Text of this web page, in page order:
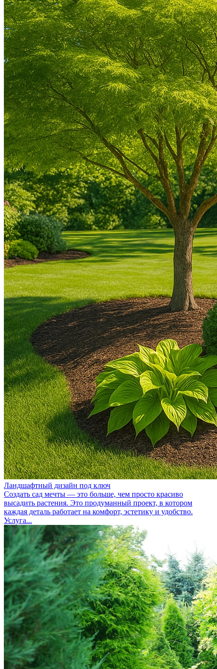
Ландшафтный дизайн под ключ
Создать сад мечты — это больше, чем просто красиво
высадить растения. Это продуманный проект, в котором
каждая деталь работает на комфорт, эстетику и удобство.
Услуга...